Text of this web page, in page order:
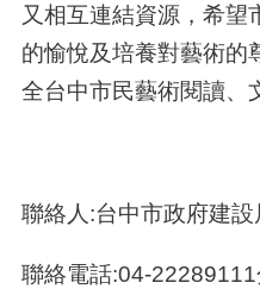
又相互連結資源，希望
的愉悅及培養對藝術的
全台中市民藝術閱讀、
聯絡人:台中市政府建設
聯絡電話:04-